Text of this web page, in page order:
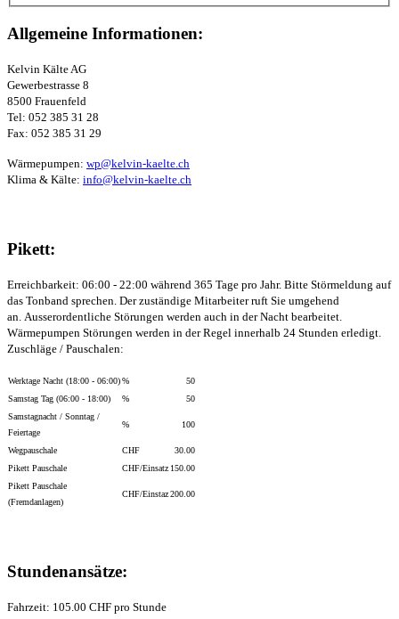
Allgemeine Informationen:
Kelvin Kälte AG
Gewerbestrasse 8
8500 Frauenfeld
Tel: 052 385 31 28
Fax: 052 385 31 29
Wärmepumpen: wp@kelvin-kaelte.ch
Klima & Kälte: info@kelvin-kaelte.ch
Pikett:
Erreichbarkeit: 06:00 - 22:00 während 365 Tage pro Jahr. Bitte Störmeldung auf
das Tonband sprechen. Der zuständige Mitarbeiter ruft Sie umgehend
an. Ausserordentliche Störungen werden auch in der Nacht bearbeitet.
Wärmepumpen Störungen werden in der Regel innerhalb 24 Stunden erledigt.
Zuschläge / Pauschalen:
Werktage Nacht (18:00 - 06:00)%
50
Samstag Tag (06:00 - 18:00)
%
50
Samstagnacht / Sonntag /
Feiertage
% 100
Wegpauschale CHF
30.00
Pikett Pauschale
CHF/Einsatz 150.00
Pikett Pauschale
(Fremdanlagen)
CHF/Einstaz200.00
Stundenansätze:
Fahrzeit: 105.00 CHF pro Stunde